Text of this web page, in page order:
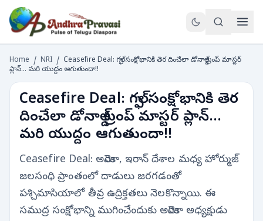
Home / NRI / Ceasefire Deal: గల్ఫ్ సంక్షోభానికి తెర దించేలా డోనాల్డ్ ట్రంప్ మాస్టర్
ప్లాన్... మరి యుద్దం ఆగుతుందా!!
Ceasefire Deal: గల్ఫ్ సంక్షోభానికి తెర
దించేలా డోనాల్డ్ ట్రంప్ మాస్టర్ ప్లాన్...
మరి యుద్దం ఆగుతుందా!!
Ceasefire Deal: అమెరికా, ఇరాన్ దేశాల మధ్య హోర్ముజ్
జలసంధి ప్రాంతంలో దాడులు జరగడంతో
పశ్చిమాసియాలో తీవ్ర ఉద్రిక్తతలు నెలకొన్నాయి. ఈ
సముద్ర సంక్షోభాన్ని ముగించేందుకు అమెరికా అధ్యక్షుడు